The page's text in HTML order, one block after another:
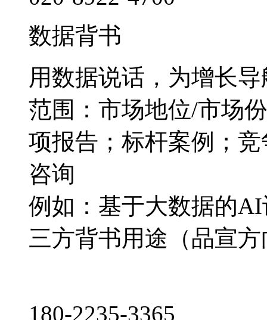
数据背书
用数据说话，为增长导
范围：市场地位/市场
项报告；标杆案例；
咨询
例如：基于大数据的
三方背书用途（品宣
180-2235-3365